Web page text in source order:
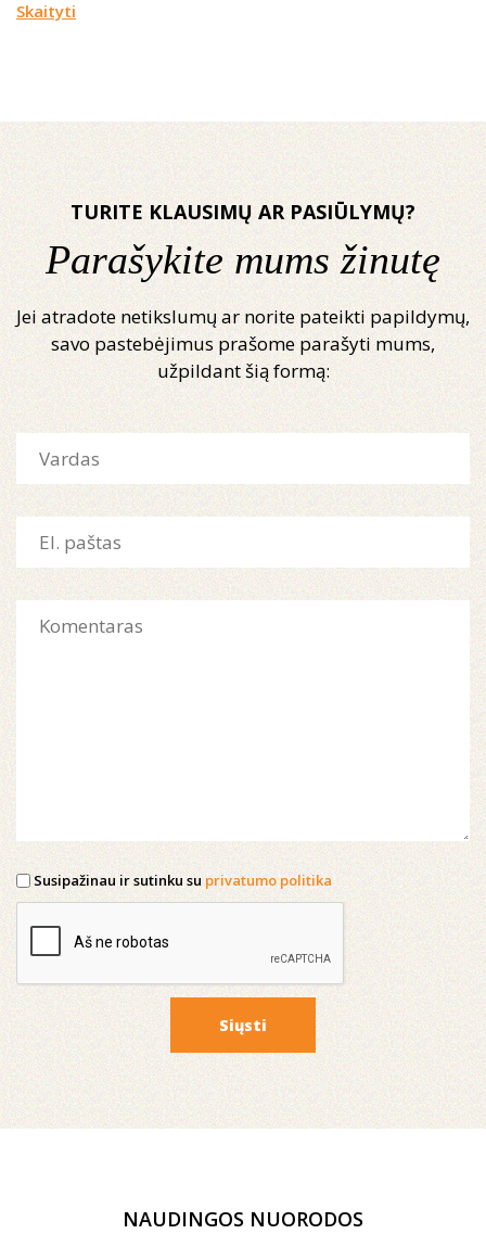
Skaityti
TURITE KLAUSIMŲ AR PASIŪLYMŲ?
Parašykite mums žinutę
Jei atradote netikslumų ar norite pateikti papildymų,
savo pastebėjimus prašome parašyti mums,
užpildant šią formą:
Susipažinau ir sutinku su privatumo politika
Siųsti
NAUDINGOS NUORODOS